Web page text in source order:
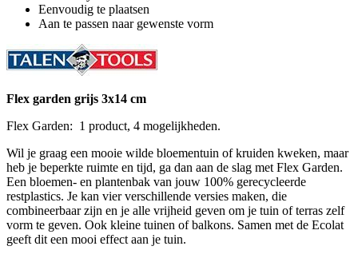
Eenvoudig te plaatsen
Aan te passen naar gewenste vorm
Flex garden grijs 3x14 cm
Flex Garden: 1 product, 4 mogelijkheden.
Wil je graag een mooie wilde bloementuin of kruiden kweken, maar
heb je beperkte ruimte en tijd, ga dan aan de slag met Flex Garden.
Een bloemen- en plantenbak van jouw 100% gerecycleerde
restplastics. Je kan vier verschillende versies maken, die
combineerbaar zijn en je alle vrijheid geven om je tuin of terras zelf
vorm te geven. Ook kleine tuinen of balkons. Samen met de Ecolat
geeft dit een mooi effect aan je tuin.